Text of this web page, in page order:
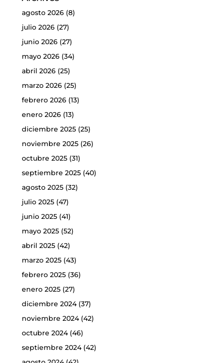
agosto 2026(8)
julio 2026(27)
junio 2026(27)
mayo 2026(34)
abril 2026(25)
marzo 2026(25)
febrero 2026(13)
enero 2026(13)
diciembre 2025(25)
noviembre 2025(26)
octubre 2025(31)
septiembre 2025(40)
agosto 2025(32)
julio 2025(47)
junio 2025(41)
mayo 2025(52)
abril 2025(42)
marzo 2025(43)
febrero 2025(36)
enero 2025(27)
diciembre 2024(37)
noviembre 2024(42)
octubre 2024(46)
septiembre 2024(42)